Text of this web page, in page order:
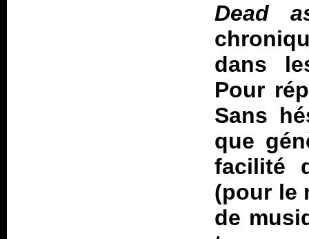
Dead
dans
Pour
Sans
que
facilité
(pour le
de